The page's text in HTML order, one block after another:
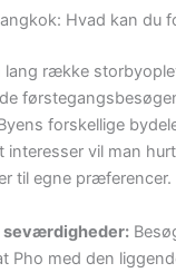
Hvad kan du
lang række
forskellige
vil man
til egne præferencer.
seværdigheder:
Pho med den